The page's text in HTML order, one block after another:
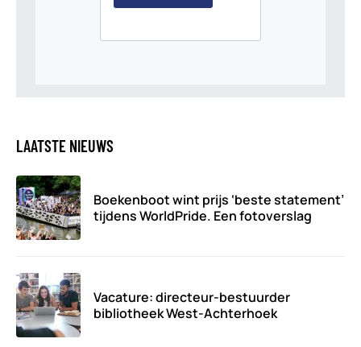
LAATSTE NIEUWS
Boekenboot wint prijs ‘beste statement’
tijdens WorldPride. Een fotoverslag
Vacature: directeur-bestuurder
bibliotheek West-Achterhoek